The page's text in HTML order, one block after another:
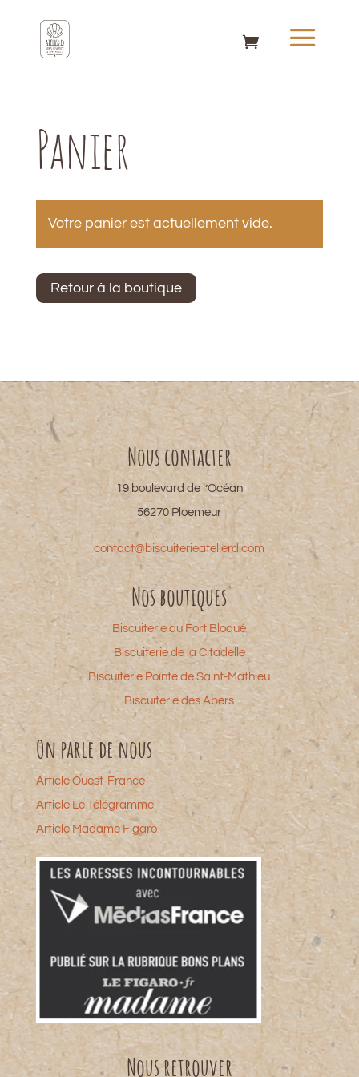
Panier
Votre panier est actuellement vide.
Retour à la boutique
Nous contacter
19 boulevard de l’Océan
56270 Ploemeur
contact@biscuiterieatelierd.com
Nos boutiques
Biscuiterie du Fort Bloqué
Biscuiterie de la Citadelle
Biscuiterie Pointe de Saint-Mathieu
Biscuiterie des Abers
On parle de nous
Article Ouest-France
Article Le Télégramme
Article Madame Figaro
Nous retrouver